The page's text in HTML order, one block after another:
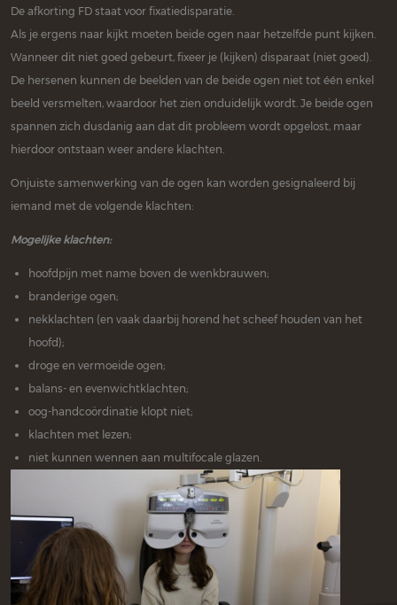
De afkorting FD staat voor fixatiedisparatie.
Als je ergens naar kijkt moeten beide ogen naar hetzelfde punt kijken.
Wanneer dit niet goed gebeurt, fixeer je (kijken) disparaat (niet goed).
De hersenen kunnen de beelden van de beide ogen niet tot één enkel
beeld versmelten, waardoor het zien onduidelijk wordt. Je beide ogen
spannen zich dusdanig aan dat dit probleem wordt opgelost, maar
hierdoor ontstaan weer andere klachten.
Onjuiste samenwerking van de ogen kan worden gesignaleerd bij
iemand met de volgende klachten:
Mogelijke klachten:
hoofdpijn met name boven de wenkbrauwen;
branderige ogen;
nekklachten (en vaak daarbij horend het scheef houden van het
hoofd);
droge en vermoeide ogen;
balans- en evenwichtklachten;
oog-handcoördinatie klopt niet;
klachten met lezen;
niet kunnen wennen aan multifocale glazen.